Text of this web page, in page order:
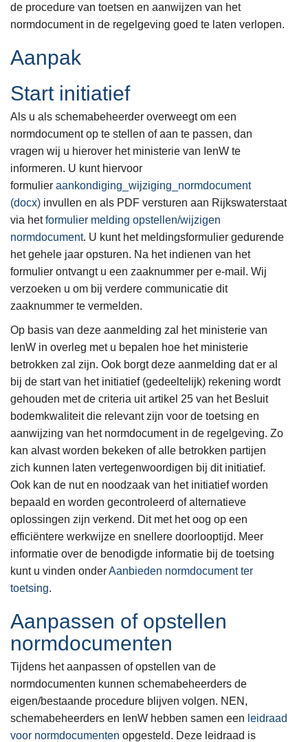
de procedure van toetsen en aanwijzen van het
normdocument in de regelgeving goed te laten verlopen.
Aanpak
Start initiatief
Als u als schemabeheerder overweegt om een
normdocument op te stellen of aan te passen, dan
vragen wij u hierover het ministerie van IenW te
informeren. U kunt hiervoor
formulier aankondiging_wijziging_normdocument
(docx) invullen en als PDF versturen aan Rijkswaterstaat
via hetformulier melding opstellen/wijzigen
normdocument. U kunt het meldingsformulier gedurende
het gehele jaar opsturen. Na het indienen van het
formulier ontvangt u een zaaknummer per e-mail. Wij
verzoeken u om bij verdere communicatie dit
zaaknummer te vermelden.
Op basis van deze aanmelding zal het ministerie van
IenW in overleg met u bepalen hoe het ministerie
betrokken zal zijn. Ook borgt deze aanmelding dat er al
bij de start van het initiatief (gedeeltelijk) rekening wordt
gehouden met de criteria uit artikel 25 van het Besluit
bodemkwaliteit die relevant zijn voor de toetsing en
aanwijzing van het normdocument in de regelgeving. Zo
kan alvast worden bekeken of alle betrokken partijen
zich kunnen laten vertegenwoordigen bij dit initiatief.
Ook kan de nut en noodzaak van het initiatief worden
bepaald en worden gecontroleerd of alternatieve
oplossingen zijn verkend. Dit met het oog op een
efficiëntere werkwijze en snellere doorlooptijd. Meer
informatie over de benodigde informatie bij de toetsing
kunt u vinden onderAanbieden normdocument ter
toetsing.
Aanpassen of opstellen
normdocumenten
Tijdens het aanpassen of opstellen van de
normdocumenten kunnen schemabeheerders de
eigen/bestaande procedure blijven volgen. NEN,
schemabeheerders en IenW hebben samen een leidraad
voor normdocumenten opgesteld. Deze leidraad is